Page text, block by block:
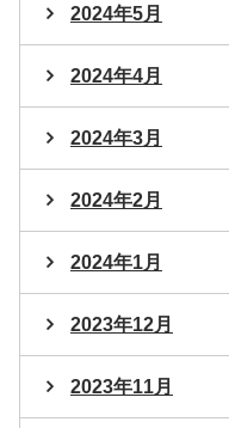
2024年5月
2024年4月
2024年3月
2024年2月
2024年1月
2023年12月
2023年11月